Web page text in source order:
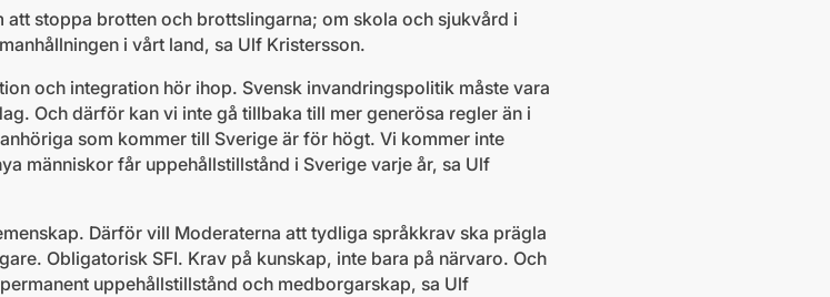
att stoppa brotten och brottslingarna; om skola och sjukvård i
i vårt land, sa Ulf Kristersson.
och integration hör ihop. Svensk invandringspolitik måste vara
Och därför kan vi inte gå tillbaka till mer generösa regler än i
som kommer till Sverige är för högt. Vi kommer inte
människor får uppehållstillstånd i Sverige varje år, sa Ulf
Därför vill Moderaterna att tydliga språkkrav ska prägla
Obligatorisk SFI. Krav på kunskap, inte bara på närvaro. Och
uppehållstillstånd och medborgarskap, sa Ulf